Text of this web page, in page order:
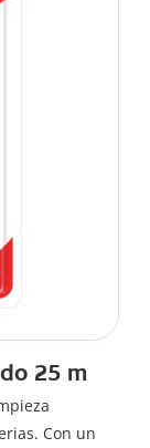
25 m
Con un